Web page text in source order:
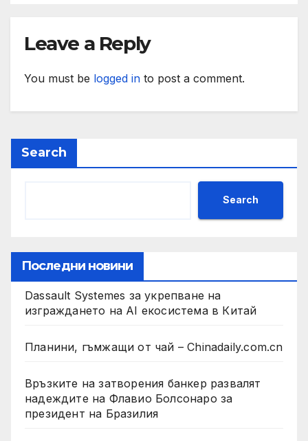
Leave a Reply
You must be logged in to post a comment.
Search
Search
Последни новини
Dassault Systemes за укрепване на
изграждането на AI екосистема в Китай
Планини, гъмжащи от чай – Chinadaily.com.cn
Връзките на затворения банкер развалят
надеждите на Флавио Болсонаро за
президент на Бразилия